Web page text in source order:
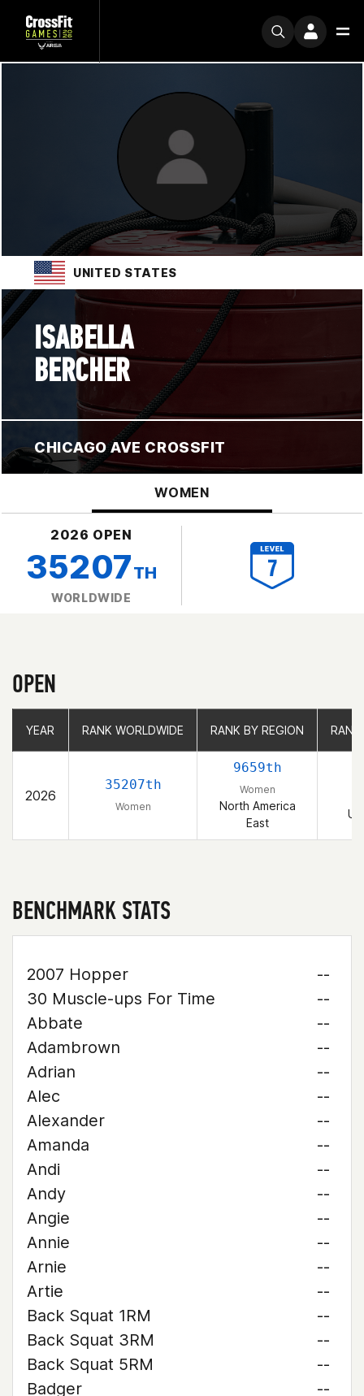
UNITED STATES
ISABELLA
BERCHER
CHICAGO AVE CROSSFIT
WOMEN
2026 OPEN
35207TH
WORLDWIDE
OPEN
YEAR RANK WORLDWIDE RANK BY REGION
2026
35207th
Women
9659th
Women
North America
East
YEAR RANK WORLDWIDE RANK BY REGION
BENCHMARK STATS
2007 Hopper
--
30 Muscle-ups For Time
--
Abbate
--
Adambrown
--
Adrian
--
Alec
--
Alexander
--
Amanda
--
Andi
--
Andy
--
Angie
--
Annie
--
Arnie
--
Artie
--
Back Squat 1RM
--
Back Squat 3RM
--
Back Squat 5RM
--
Badger
--